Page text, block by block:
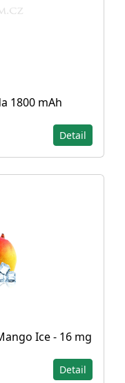
1800 mAh
Detail
Ice - 16 mg
Detail